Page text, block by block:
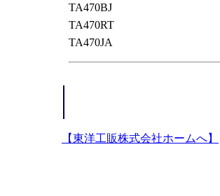
TA470BJ
TA470RT
TA470JA
【東洋工販株式会社ホームへ】